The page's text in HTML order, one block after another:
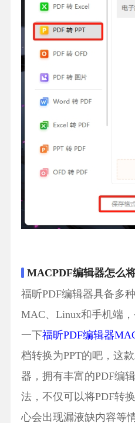
MACPDF编辑器怎么
福昕PDF编辑器具备多
MAC、Linux和手机端
一下福昕PDF编辑器
档转换为PPT的吧，这
器，拥有丰富的PDF编
法，不仅可以将PDF转
心会出现漏液缺内容等情